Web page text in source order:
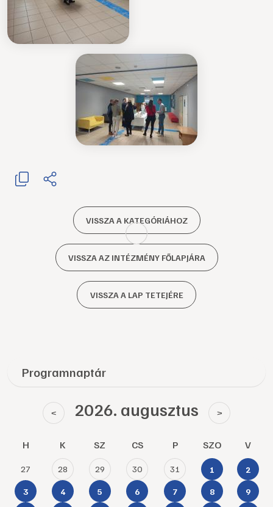
VISSZA A KATEGÓRIÁHOZ
VISSZA AZ INTÉZMÉNY FŐLAPJÁRA
VISSZA A LAP TETEJÉRE
Programnaptár
< 2026. augusztus >
H K SZ CS P SZO V
27 28 29 30 31 1 2
3 4 5 6 7 8 9